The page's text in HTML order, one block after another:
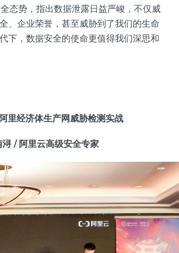
态势，指出数据泄露日益严峻，不仅威
、企业荣誉，甚至威胁到了我们的生命
下，数据安全的使命更值得我们深思和
阿里经济体生产网威胁检测实战
浔 / 阿里云高级安全专家